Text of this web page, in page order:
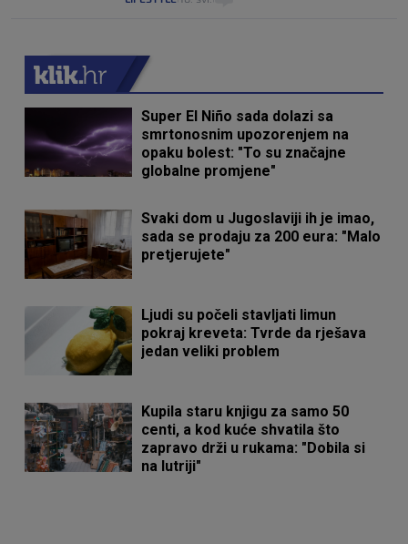
Super El Niño sada dolazi sa
smrtonosnim upozorenjem na
opaku bolest: "To su značajne
globalne promjene"
Svaki dom u Jugoslaviji ih je imao,
sada se prodaju za 200 eura: "Malo
pretjerujete"
Ljudi su počeli stavljati limun
pokraj kreveta: Tvrde da rješava
jedan veliki problem
Kupila staru knjigu za samo 50
centi, a kod kuće shvatila što
zapravo drži u rukama: "Dobila si
na lutriji"